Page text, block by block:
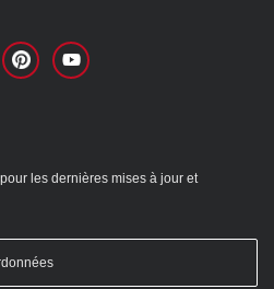
les dernières mises à jour et